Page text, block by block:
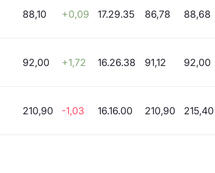
88,10 +0,09 17.29.35 86,78 88,68
92,00 +1,72 16.26.38 91,12 92,00
210,90 -1,03 16.16.00 210,90 215,40